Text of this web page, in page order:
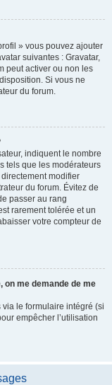
» vous pouvez ajouter
suivantes : Gravatar,
peut activer ou non les
Si vous ne
du forum.
indiquent le nombre
tels que les modérateurs
modifier
du forum. Évitez de
passer au rang
rarement tolérée et un
votre compteur de
on me demande de me
le formulaire intégré (si
empêcher l’utilisation